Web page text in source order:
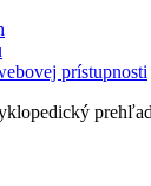
prístupnosti